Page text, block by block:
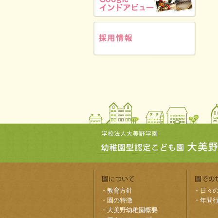
・ 教育方針
・ 園の特徴
・ 大美野幼稚園概要
・ 日々
・ 年間